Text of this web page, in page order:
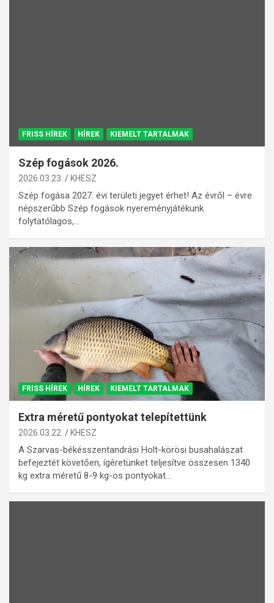
FRISS HÍREK HÍREK KIEMELT TARTALMAK
Szép fogások 2026.
2026.03.23. KHESZ
Szép fogása 2027. évi területi jegyet érhet! Az évről – évre
népszerűbb Szép fogások nyereményjátékunk
folytatólagos,…
FRISS HÍREK HÍREK KIEMELT TARTALMAK
Extra méretű pontyokat telepítettünk
2026.03.22. KHESZ
A Szarvas-békésszentandrási Holt-körösi busahalászat
befejeztét követően, ígéretünket teljesítve összesen 1340
kg extra méretű 8-9 kg-os pontyokat…